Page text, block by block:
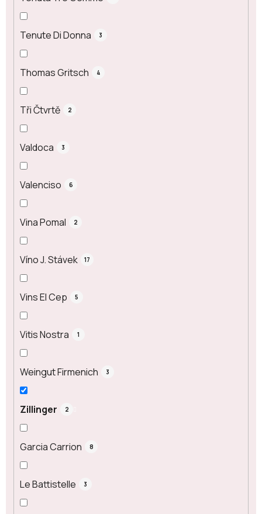
Tenute Di Donna 3
Thomas Gritsch 4
Tři Čtvrtě 2
Valdoca 3
Valenciso 6
Vina Pomal 2
Víno J. Stávek 17
Vins El Cep 5
Vitis Nostra 1
Weingut Firmenich 3
Zillinger 2
Garcia Carrion 8
Le Battistelle 3